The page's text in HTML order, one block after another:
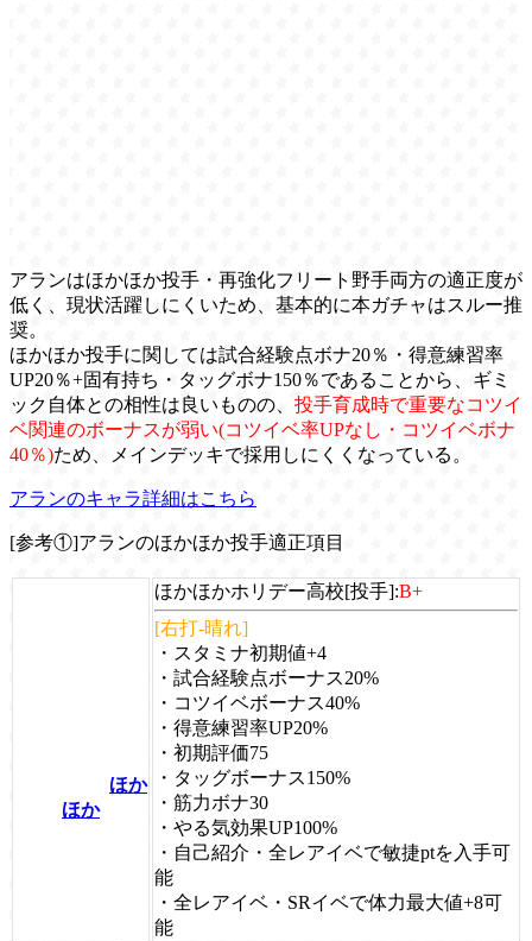
アランはほかほか投手・再強化フリート野手両方の適正度が
低く、現状活躍しにくいため、基本的に本ガチャはスルー推
奨。
ほかほか投手に関しては試合経験点ボナ20％・得意練習率
UP20％+固有持ち・タッグボナ150％であることから、ギミ
ック自体との相性は良いものの、 投手育成時で重要なコツイ
ベ関連のボーナスが弱い(コツイベ率UPなし・コツイベボナ
40％)ため、メインデッキで採用しにくくなっている。
アランのキャラ詳細はこちら
[参考①]アランのほかほか投手適正項目
ほか
ほか
ほかほかホリデー高校[投手]:B+
[右打-晴れ]
・スタミナ初期値+4
・試合経験点ボーナス20%
・コツイベボーナス40%
・得意練習率UP20%
・初期評価75
・タッグボーナス150%
・筋力ボナ30
・やる気効果UP100%
・自己紹介・全レアイベで敏捷ptを入手可
能
・全レアイベ・SRイベで体力最大値+8可
能